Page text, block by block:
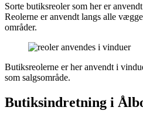
Sorte butiksreoler som her er
Reolerne er anvendt langs alle
områder.
Butiksreolerne er her anvendt i
som salgsområde.
Butiksindretning i